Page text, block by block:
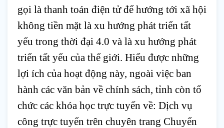
gọi là thanh toán điện tử để hướng tới xã hội
không tiền mặt là xu hướng phát triển tất
yếu trong thời đại 4.0 và là xu hướng phát
triển tất yếu của thế giới. Hiểu được những
lợi ích của hoạt động này, ngoài việc ban
hành các văn bản về chính sách, tỉnh còn tổ
chức các khóa học trực tuyến về: Dịch vụ
công trực tuyến trên chuyên trang Chuyển